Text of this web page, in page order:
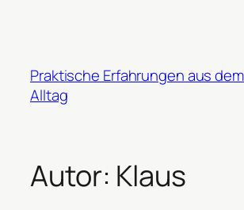
Praktische Erfahrungen aus
Alltag
Autor: Klaus